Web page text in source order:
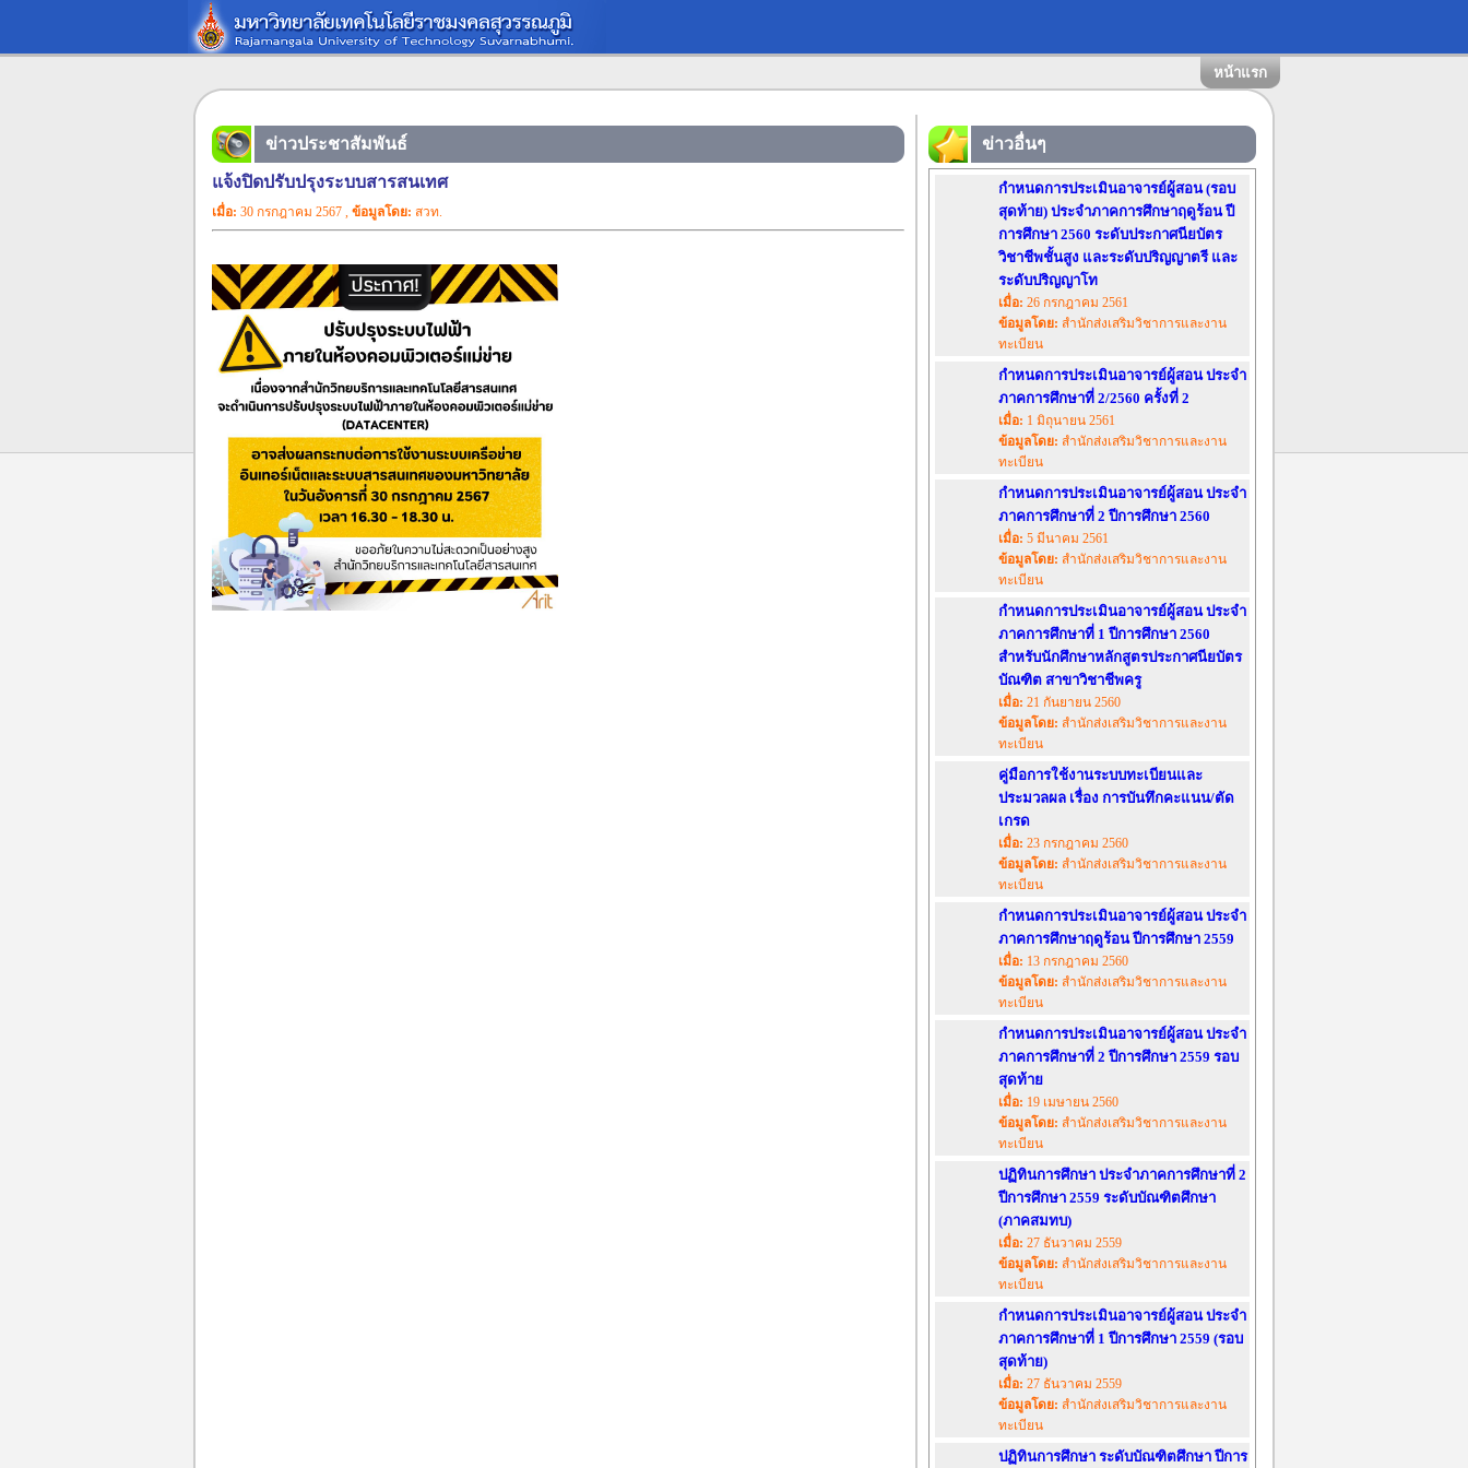
หน้าแรก
ข่าวประชาสัมพันธ์
แจ้งปิดปรับปรุงระบบสารสนเทศ
เมื่อ: 30 กรกฎาคม 2567 , ข้อมูลโดย: สวท.
ข่าวอื่นๆ
กำหนดการประเมินอาจารย์ผู้สอน (รอบ
สุดท้าย) ประจำภาคการศึกษาฤดูร้อน ปี
การศึกษา 2560 ระดับประกาศนียบัตร
วิชาชีพชั้นสูง และระดับปริญญาตรี และ
ระดับปริญญาโท
เมื่อ: 26 กรกฎาคม 2561
ข้อมูลโดย: สำนักส่งเสริมวิชาการและงาน
ทะเบียน
กำหนดการประเมินอาจารย์ผู้สอน ประจำ
ภาคการศึกษาที่ 2/2560 ครั้งที่ 2
เมื่อ: 1 มิถุนายน 2561
ข้อมูลโดย: สำนักส่งเสริมวิชาการและงาน
ทะเบียน
กำหนดการประเมินอาจารย์ผู้สอน ประจำ
ภาคการศึกษาที่ 2 ปีการศึกษา 2560
เมื่อ: 5 มีนาคม 2561
ข้อมูลโดย: สำนักส่งเสริมวิชาการและงาน
ทะเบียน
กำหนดการประเมินอาจารย์ผู้สอน ประจำ
ภาคการศึกษาที่ 1 ปีการศึกษา 2560
สำหรับนักศึกษาหลักสูตรประกาศนียบัตร
บัณฑิต สาขาวิชาชีพครู
เมื่อ: 21 กันยายน 2560
ข้อมูลโดย: สำนักส่งเสริมวิชาการและงาน
ทะเบียน
คู่มือการใช้งานระบบทะเบียนและ
ประมวลผล เรื่อง การบันทึกคะแนน/ตัด
เกรด
เมื่อ: 23 กรกฎาคม 2560
ข้อมูลโดย: สำนักส่งเสริมวิชาการและงาน
ทะเบียน
กำหนดการประเมินอาจารย์ผู้สอน ประจำ
ภาคการศึกษาฤดูร้อน ปีการศึกษา 2559
เมื่อ: 13 กรกฎาคม 2560
ข้อมูลโดย: สำนักส่งเสริมวิชาการและงาน
ทะเบียน
กำหนดการประเมินอาจารย์ผู้สอน ประจำ
ภาคการศึกษาที่ 2 ปีการศึกษา 2559 รอบ
สุดท้าย
เมื่อ: 19 เมษายน 2560
ข้อมูลโดย: สำนักส่งเสริมวิชาการและงาน
ทะเบียน
ปฏิทินการศึกษา ประจำภาคการศึกษาที่ 2
ปีการศึกษา 2559 ระดับบัณฑิตศึกษา
(ภาคสมทบ)
เมื่อ: 27 ธันวาคม 2559
ข้อมูลโดย: สำนักส่งเสริมวิชาการและงาน
ทะเบียน
กำหนดการประเมินอาจารย์ผู้สอน ประจำ
ภาคการศึกษาที่ 1 ปีการศึกษา 2559 (รอบ
สุดท้าย)
เมื่อ: 27 ธันวาคม 2559
ข้อมูลโดย: สำนักส่งเสริมวิชาการและงาน
ทะเบียน
ปฏิทินการศึกษา ระดับบัณฑิตศึกษา ปีการ